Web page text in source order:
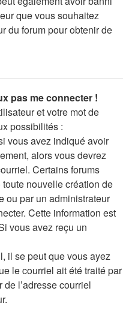
que vous souhaitez
du forum pour obtenir de
pas me connecter !
et votre mot de
possibilités :
vous avez indiqué avoir
alors vous devrez
Certains forums
nouvelle création de
ou par un administrateur
Cette information est
vous avez reçu un
il se peut que vous ayez
le courriel ait été traité par
l’adresse courriel